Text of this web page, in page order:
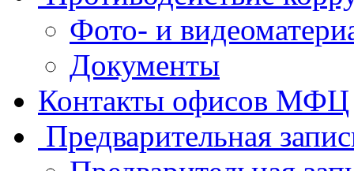
Фото- и
Документы
Контакты офисов МФЦ
Предварительная